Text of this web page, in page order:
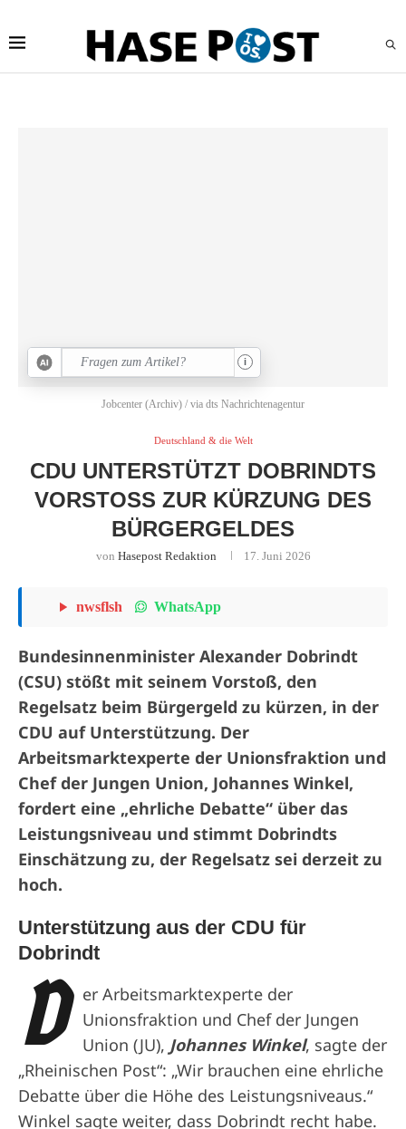
Jobcenter (Archiv) / via dts Nachrichtenagentur
i
Deutschland & die Welt
CDU UNTERSTÜTZT DOBRINDTS
VORSTOSS ZUR KÜRZUNG DES B
ÜRGERGELDES
von Hasepost Redaktion 17. Juni 2026
nwsflsh WhatsApp
Bundesinnenminister Alexander Dobrindt
(CSU) stößt mit seinem Vorstoß, den
Regelsatz beim Bürgergeld zu kürzen, in der
CDU auf Unterstützung. Der
Arbeitsmarktexperte der Unionsfraktion und
Chef der Jungen Union, Johannes Winkel,
fordert eine „ehrliche Debatte“ über das
Leistungsniveau und stimmt Dobrindts
Einschätzung zu, der Regelsatz sei derzeit zu
hoch.
Unterstützung aus der CDU für
Dobrindt
D
er Arbeitsmarktexperte der
Unionsfraktion und Chef der Jungen
Union (JU), Johannes Winkel, sagte der
„Rheinischen Post“: „Wir brauchen eine ehrliche
Debatte über die Höhe des Leistungsniveaus.“
Winkel sagte weiter, dass Dobrindt recht habe.